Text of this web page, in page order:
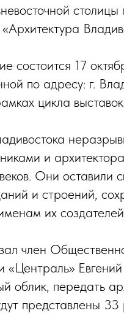
состоится 17
по адресу: г.
цикла
и
Они оставили
и строений,
их
член
«Централь»
облик, передать
представлены